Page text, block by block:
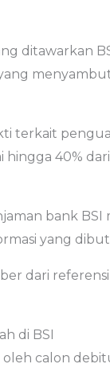
ditawarkan
terkait
40%
bank
yang
dari
di BSI
calon